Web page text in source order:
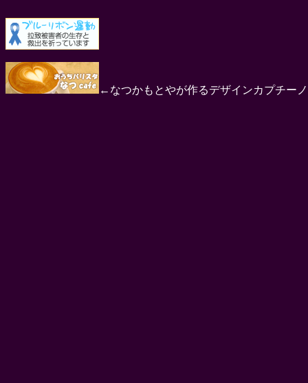
←なつかもとやが作るデザインカプチー